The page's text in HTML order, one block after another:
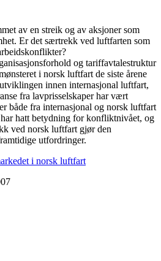
av en streik og av aksjoner som
Er det særtrekk ved luftfarten som
og tariffavtalestruktur
i norsk luftfart de siste årene
innen internasjonal luftfart,
fra lavprisselskaper har vært
både fra internasjonal og norsk luftfart
hatt betydning for konfliktnivået, og
ved norsk luftfart gjør den
utfordringer.